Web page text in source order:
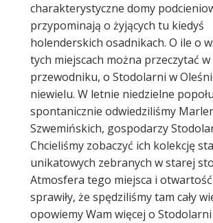
charakterystyczne domy
przypominają o żyjących tu kiedyś
holenderskich osadnikach. O ile o
tych miejscach można przeczytać w
przewodniku, o Stodolarni w
niewielu. W letnie niedzielne
spontanicznie odwiedziliśmy
Szwemińskich, gospodarzy
Chcieliśmy zobaczyć ich kolekcję
unikatowych zebranych w starej
Atmosfera tego miejsca i
sprawiły, że spędziliśmy tam cały
opowiemy Wam więcej o